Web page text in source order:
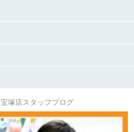
宝塚店スタッフブログ